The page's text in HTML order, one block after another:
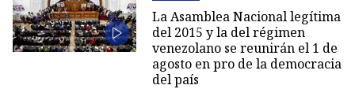
La Asamblea Nacional legítima
del 2015 y la del régimen
venezolano se reunirán el 1 de
agosto en pro de la democracia
del país